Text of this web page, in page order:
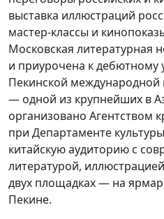
выставка иллюстраций
мастер-классы и
Московская литературная
и приурочена к
Пекинской международной
— одной из крупнейших в
организовано Агентством
при Департаменте
китайскую аудиторию с
литературой,
двух площадках — на
Пекине.